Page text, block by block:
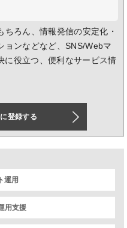
ろん、情報発信の安定化・
ョンなどなど、SNS/Webマ
に役立つ、便利なサービス情
登録する
運用
用支援